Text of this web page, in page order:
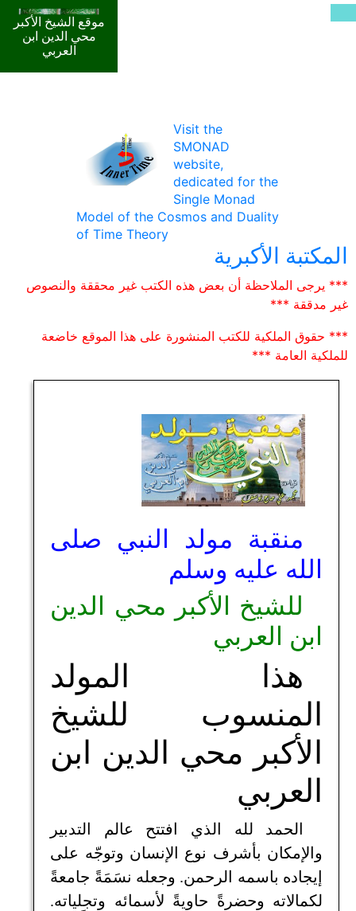
موقع الشيخ الأكبر
محي الدين ابن
العربي
Visit the
SMONAD
website,
dedicated for the
Single Monad
Model of the Cosmos and Duality
of Time Theory
المكتبة الأكبرية
*** يرجى الملاحظة أن بعض هذه الكتب غير محققة والنصوص
غير مدققة ***
*** حقوق الملكية للكتب المنشورة على هذا الموقع خاضعة
للملكية العامة ***
منقبة مولد النبي صلى
الله عليه وسلم
للشيخ الأكبر محي الدين
ابن العربي
هذا المولد
المنسوب للشيخ
الأكبر محي الدين ابن
العربي
الحمد لله الذي افتتح عالم التدبير
والإمكان بأشرف نوع الإنسان وتوجّه على
إيجاده باسمه الرحمن. وجعله نسَمَةً جامعةً
لكمالاته وحضرةً حاويةً لأسمائه وتجلياته.